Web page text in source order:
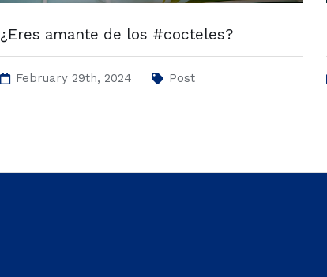
¿Eres amante de los #cocteles?
February 29th, 2024 Post